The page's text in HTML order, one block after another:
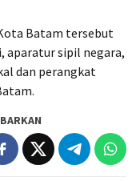
Batam tersebut
aparatur sipil negara,
dan perangkat